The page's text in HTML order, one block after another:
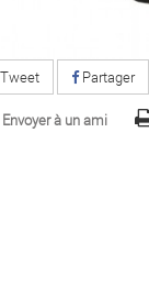
Tweet Partager
Envoyer à un ami